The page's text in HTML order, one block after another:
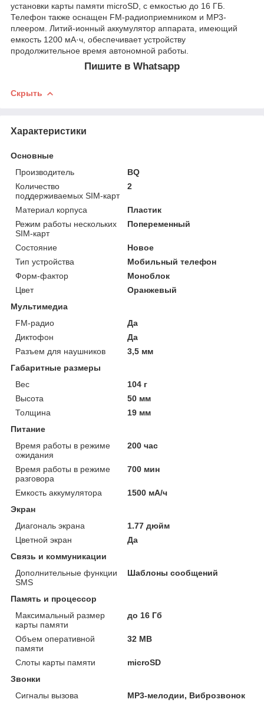
установки карты памяти microSD, с емкостью до 16 ГБ.
Телефон также оснащен FM-радиоприемником и MP3-
плеером. Литий-ионный аккумулятор аппарата, имеющий
емкость 1200 мА·ч, обеспечивает устройству
продолжительное время автономной работы.
Пишите в Whatsapp
Скрыть
Характеристики
Основные
Производитель
BQ
Количество
поддерживаемых SIM-карт
2
Материал корпуса
Пластик
Режим работы нескольких
SIM-карт
Попеременный
Состояние
Новое
Тип устройства
Мобильный телефон
Форм-фактор
Моноблок
Цвет
Оранжевый
Мультимедиа
FM-радио
Да
Диктофон
Да
Разъем для наушников
3,5 мм
Габаритные размеры
Вес
104 г
Высота
50 мм
Толщина
19 мм
Питание
Время работы в режиме
ожидания
200 час
Время работы в режиме
разговора
700 мин
Емкость аккумулятора
1500 мА/ч
Экран
Диагональ экрана
1.77 дюйм
Цветной экран
Да
Связь и коммуникации
Дополнительные функции
SMS
Шаблоны сообщений
Память и процессор
Максимальный размер
карты памяти
до 16 Гб
Объем оперативной
памяти
32 MB
Слоты карты памяти
microSD
Звонки
Сигналы вызова
MP3-мелодии, Виброзвонок